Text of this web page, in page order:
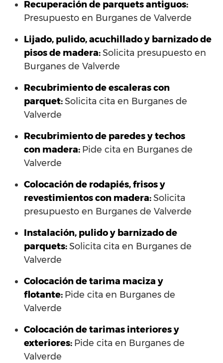
Recuperación de parquets antiguos:
Presupuesto en Burganes de Valverde
Lijado, pulido, acuchillado y barnizado de
pisos de madera:Solicita presupuesto en
Burganes de Valverde
Recubrimiento de escaleras con
parquet:Solicita cita en Burganes de
Valverde
Recubrimiento de paredes y techos
con madera: Pide cita en Burganes de
Valverde
Colocación de rodapiés, frisos y
revestimientos con madera:Solicita
presupuesto en Burganes de Valverde
Instalación, pulido y barnizado de
parquets:Solicita cita en Burganes de
Valverde
Colocación de tarima maciza y
flotante: Pide cita en Burganes de
Valverde
Colocación de tarimas interiores y
exteriores: Pide cita en Burganes de
Valverde